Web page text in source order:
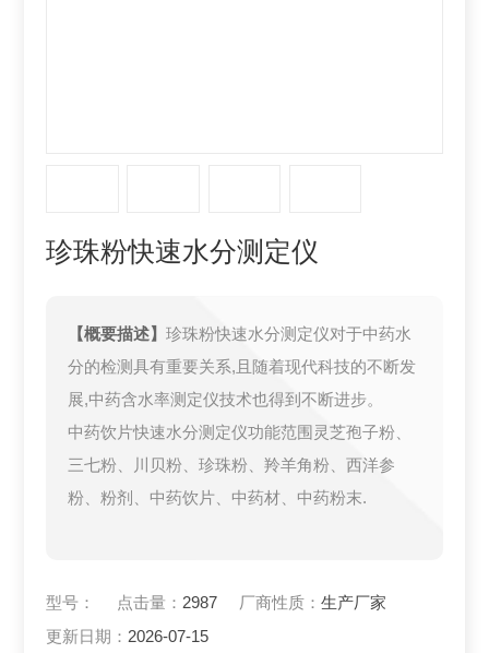
珍珠粉快速水分测定仪
【概要描述】珍珠粉快速水分测定仪对于中药水
分的检测具有重要关系,且随着现代科技的不断发
展,中药含水率测定仪技术也得到不断进步。
中药饮片快速水分测定仪功能范围灵芝孢子粉、
三七粉、川贝粉、珍珠粉、羚羊角粉、西洋参
粉、粉剂、中药饮片、中药材、中药粉末.
型号： 点击量： 2987 厂商性质：生产厂家
更新日期： 2026-07-15